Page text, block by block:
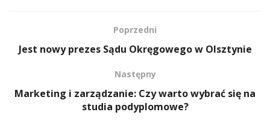
Poprzedni
Jest nowy prezes Sądu Okręgowego w Olsztynie
Następny
Marketing i zarządzanie: Czy warto wybrać się na
studia podyplomowe?